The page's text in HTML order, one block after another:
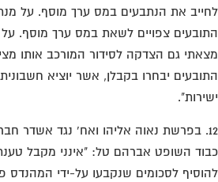
את הנתבעים במס ערך מוסף. על מנת
צפויים לשאת במס ערך מוסף. על
גם הצדקה לסידור המורכב אותו
יבחרו בקבלן, אשר יוציא
12. בפרשת נאוה אליהו ואח' נגד אשדר
השופט אברהם טל: "אינני מקבל
לסכומים שנקבעו על-ידי המהנדס